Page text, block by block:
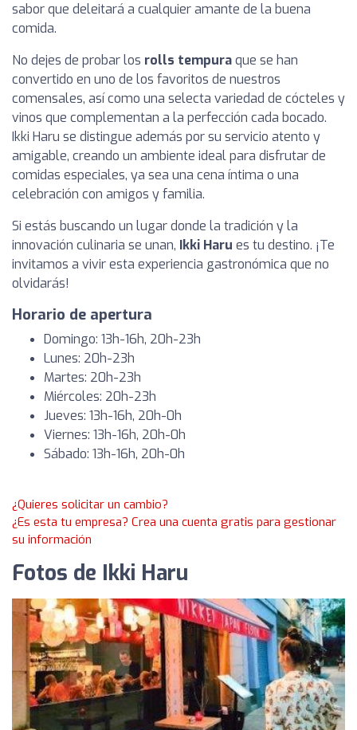
sabor que deleitará a cualquier amante de la buena
comida.
No dejes de probar los rolls tempuraque se han
convertido en uno de los favoritos de nuestros
comensales, así como una selecta variedad de cócteles y
vinos que complementan a la perfección cada bocado.
Ikki Haru se distingue además por su servicio atento y
amigable, creando un ambiente ideal para disfrutar de
comidas especiales, ya sea una cena íntima o una
celebración con amigos y familia.
Si estás buscando un lugar donde la tradición y la
innovación culinaria se unan, Ikki Haru es tu destino. ¡Te
invitamos a vivir esta experiencia gastronómica que no
olvidarás!
Horario de apertura
Domingo: 13h-16h, 20h-23h
Lunes: 20h-23h
Martes: 20h-23h
Miércoles: 20h-23h
Jueves: 13h-16h, 20h-0h
Viernes: 13h-16h, 20h-0h
Sábado: 13h-16h, 20h-0h
¿Quieres solicitar un cambio?
¿Es esta tu empresa? Crea una cuenta gratis para gestionar
su información
Fotos de Ikki Haru